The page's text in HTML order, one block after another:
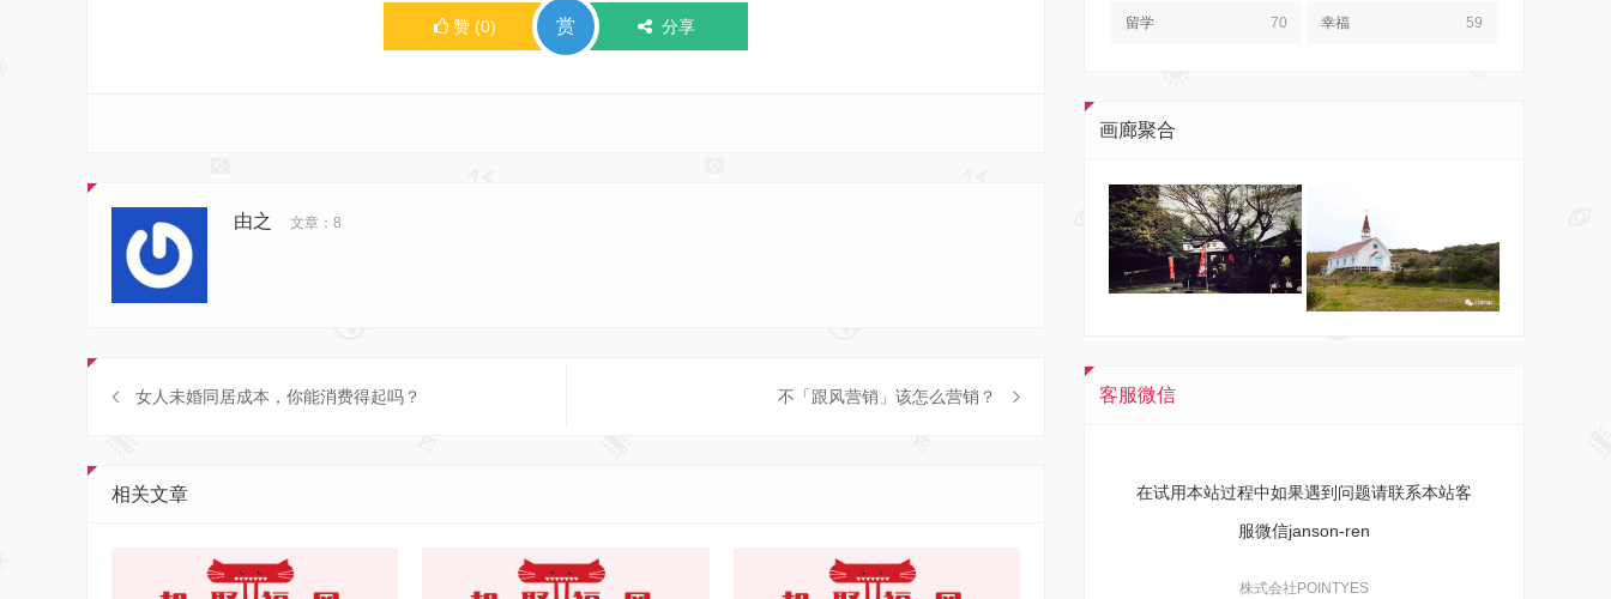
赞 (0) 赏 分享
由之 文章：8
女人未婚同居成本，你能消费得起吗？ 不「跟风营销」该怎么营销？
相关文章
留学 70 幸福 59
画廊聚合
客服微信
在试用本站过程中如果遇到问题请联系本站客
服微信janson-ren
株式会社POINTYES